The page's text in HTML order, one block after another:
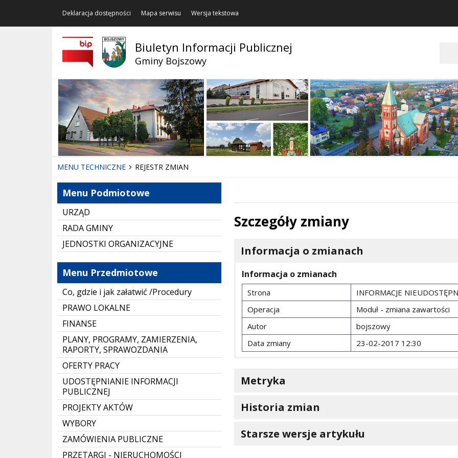
Deklaracja dostępności Mapa serwisu Wersja tekstowa
Biuletyn Informacji Publicznej
Gminy Bojszowy
MENU TECHNICZNE REJESTR ZMIAN
Menu Podmiotowe
URZĄD
RADA GMINY
JEDNOSTKI ORGANIZACYJNE
Menu Przedmiotowe
Co, gdzie i jak załatwić /Procedury
PRAWO LOKALNE
FINANSE
PLANY, PROGRAMY, ZAMIERZENIA,
RAPORTY, SPRAWOZDANIA
OFERTY PRACY
UDOSTĘPNIANIE INFORMACJI
PUBLICZNEJ
PROJEKTY AKTÓW
WYBORY
ZAMÓWIENIA PUBLICZNE
PRZETARGI - NIERUCHOMOŚCI
Szczegóły zmiany
Informacja o zmianach
Informacja o zmianach
Strona
INFORMACJE
Operacja
Moduł - zmiana zawartości
Autor
bojszowy
Data zmiany
23-02-2017 12:30
Metryka
Historia zmian
Starsze wersje artykułu